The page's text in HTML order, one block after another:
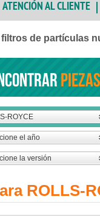
ATENCIÓN AL CLIENTE
filtros de partículas
ROYCE
el año
la versión
ROLLS-